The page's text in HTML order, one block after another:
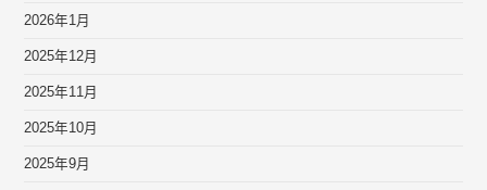
2026年1月
2025年12月
2025年11月
2025年10月
2025年9月